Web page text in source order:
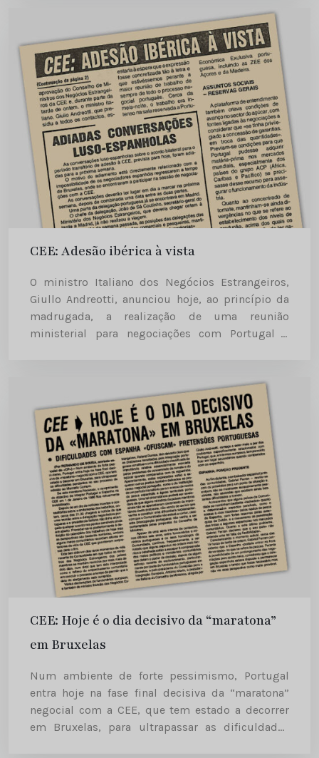
CEE: Adesão ibérica à vista
O ministro Italiano dos Negócios Estrangeiros,
Giullo Andreotti, anunciou hoje, ao princípio da
madrugada, a realização de uma reunião
ministerial para negociações com Portugal e
CEE: Hoje é o dia decisivo da “maratona”
em Bruxelas
Num ambiente de forte pessimismo, Portugal
entra hoje na fase final decisiva da “maratona”
negocial com a CEE, que tem estado a decorrer
em Bruxelas, para ultrapassar as dificuldades